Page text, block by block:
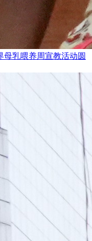
母乳喂养周宣教活动圆